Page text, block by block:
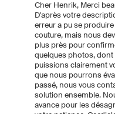
Cher Henrik, Merci
D'après votre
erreur a pu se
couture, mais nous
plus près pour
quelques photos, dont
puissions clairement
que nous pourrons
passé, nous vous
solution ensemble.
avance pour les